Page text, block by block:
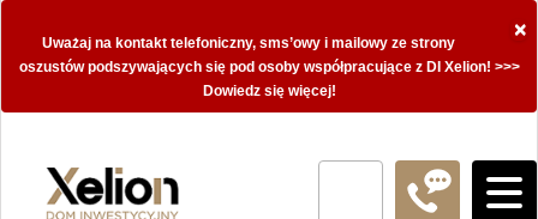
×
Uważaj na kontakt telefoniczny, sms’owy i mailowy ze strony
oszustów podszywających się pod osoby współpracujące z DI Xelion! >>>
Dowiedz się więcej!